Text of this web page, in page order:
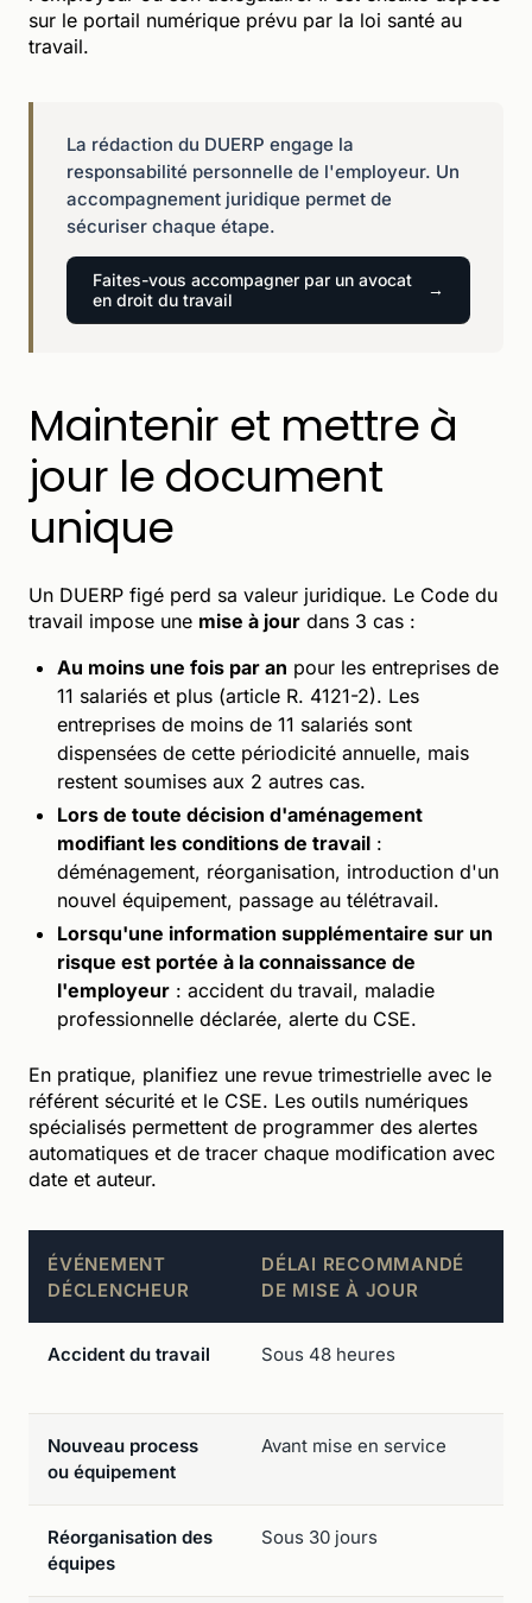
sur le portail numérique prévu par la loi santé au
travail.
La rédaction du DUERP engage la
responsabilité personnelle de l'employeur. Un
accompagnement juridique permet de
sécuriser chaque étape.
Faites-vous accompagner par un avocat
en droit du travail
Maintenir et mettre à
jour le document
unique
Un DUERP figé perd sa valeur juridique. Le Code du
travail impose une mise à jour dans 3 cas :
Au moins une fois par an pour les entreprises de
11 salariés et plus (article R. 4121-2). Les
entreprises de moins de 11 salariés sont
dispensées de cette périodicité annuelle, mais
restent soumises aux 2 autres cas.
Lors de toute décision d'aménagement
modifiant les conditions de travail :
déménagement, réorganisation, introduction d'un
nouvel équipement, passage au télétravail.
Lorsqu'une information supplémentaire sur un
risque est portée à la connaissance de
l'employeur : accident du travail, maladie
professionnelle déclarée, alerte du CSE.
En pratique, planifiez une revue trimestrielle avec le
référent sécurité et le CSE. Les outils numériques
spécialisés permettent de programmer des alertes
automatiques et de tracer chaque modification avec
date et auteur.
ÉVÉNEMENT
DÉCLENCHEUR
DÉLAI RECOMMANDÉ
DE MISE À JOUR
Accident du travail Sous 48 heures
Nouveau process
ou équipement
Avant mise en service
Réorganisation des
équipes
Sous 30 jours